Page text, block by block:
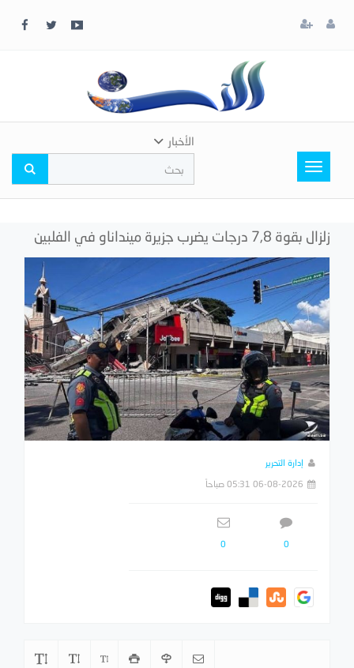
Toggle
navigation
الأخبار
زلزال بقوة 7,8 درجات يضرب جزيرة مينداناو في الفلبين
إدارة التحرير
06-08-2026 05:31 صباحاً
0
0